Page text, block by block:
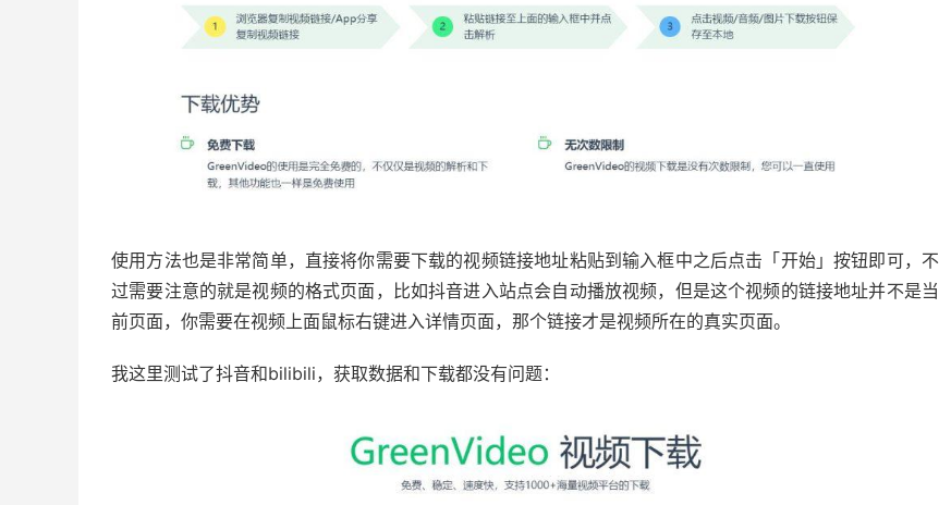
使用方法也是非常简单，直接将你需要下载的视频链接地址粘贴到输入框中之后点击「开始」按钮即可，不
过需要注意的就是视频的格式页面，比如抖音进入站点会自动播放视频，但是这个视频的链接地址并不是当
前页面，你需要在视频上面鼠标右键进入详情页面，那个链接才是视频所在的真实页面。
我这里测试了抖音和bilibili，获取数据和下载都没有问题：